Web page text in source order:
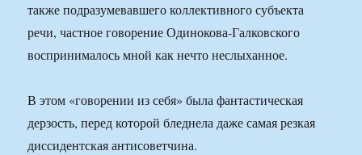
также подразумевавшего коллективного субъекта
речи, частное говорение Одинокова-Галковского
воспринималось мной как нечто неслыханное.
В этом «говорении из себя» была фантастическая
дерзость, перед которой бледнела даже самая резкая
диссидентская антисоветчина.